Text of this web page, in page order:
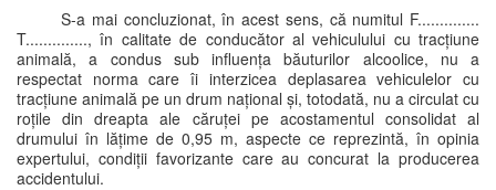
S-a mai concluzionat, în acest sens, că numitul F..............
T.............., în calitate de conducător al vehiculului cu tracțiune
animală, a condus sub influența băuturilor alcoolice, nu a
respectat norma care îi interzicea deplasarea vehiculelor cu
tracțiune animală pe un drum național și, totodată, nu a circulat cu
roțile din dreapta ale căruței pe acostamentul consolidat al
drumului în lățime de 0,95 m, aspecte ce reprezintă, în opinia
expertului, condiții favorizante care au concurat la producerea
accidentului.